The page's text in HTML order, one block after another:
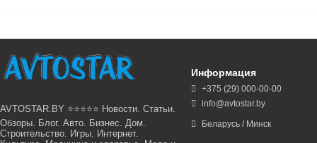
AVTOSTAR.BY ⭐⭐⭐⭐⭐ Новости. Статьи.
Обзоры. Блог. Авто. Бизнес. Дом.
Строительство. Игры. Интернет.
Информация
+375 (29) 000-00-00
info@avtostar.by
Беларусь / Минск